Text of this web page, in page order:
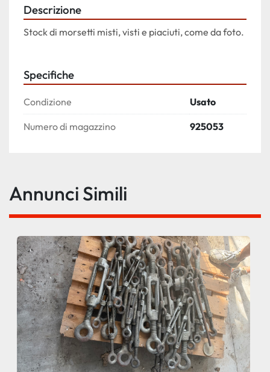
Descrizione
Stock di morsetti misti, visti e piaciuti, come da foto.
Specifiche
Condizione Usato
Numero di magazzino 925053
Annunci Simili